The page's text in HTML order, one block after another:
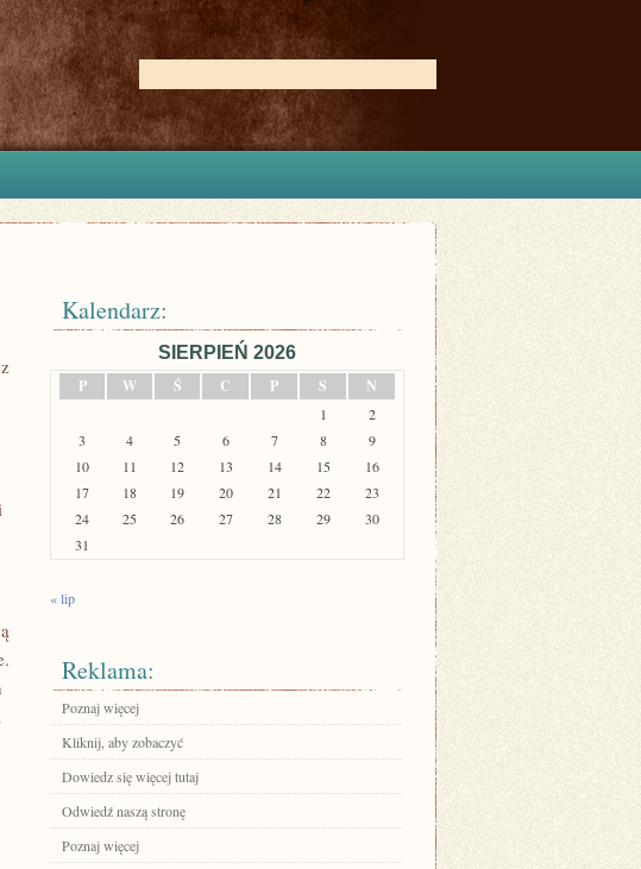
Kalendarz:
SIERPIEŃ 2026
P
W Ś C P S N
1
2
3
4 5 6 7 8
9
10
11 12 13 14 15
16
17
18 19 20 21 22
23
24
25 26 27 28 29
30
31
« lip
Reklama:
Poznaj więcej
Kliknij, aby zobaczyć
Dowiedz się więcej tutaj
Odwiedź naszą stronę
Poznaj więcej